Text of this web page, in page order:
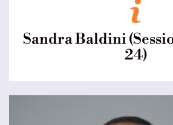
Sandra Baldini
24)